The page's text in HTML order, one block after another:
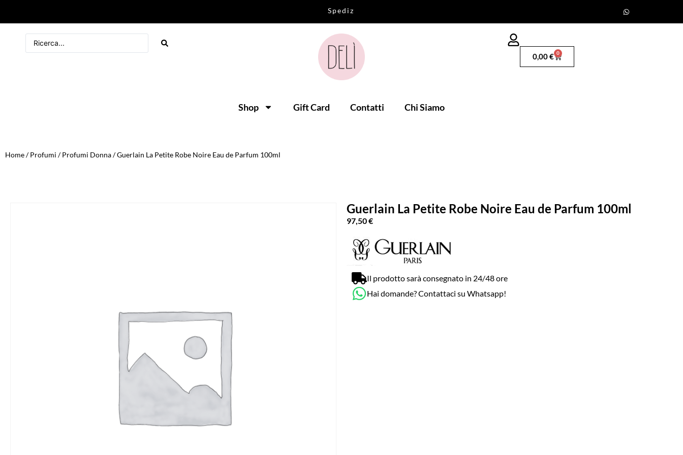
Sp e
d
izio
n
iin
tu
tta
Ita
lia
0,00€ 0
Shop Gift Card Contatti Chi Siamo
Home/Profumi /Profumi Donna/ Guerlain La Petite Robe Noire Eau de Parfum 100ml
Guerlain La Petite Robe Noire Eau de Parfum 100ml
97,50€
Il prodotto sarà consegnato in 24/48 ore
Hai domande? Contattaci su Whatsapp!